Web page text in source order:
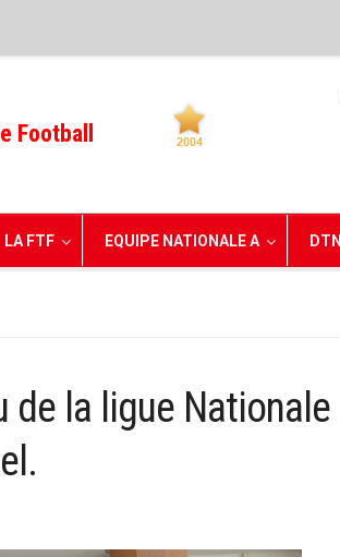
Football
LA FTF EQUIPE NATIONALE A DTN
de la ligue Nationale